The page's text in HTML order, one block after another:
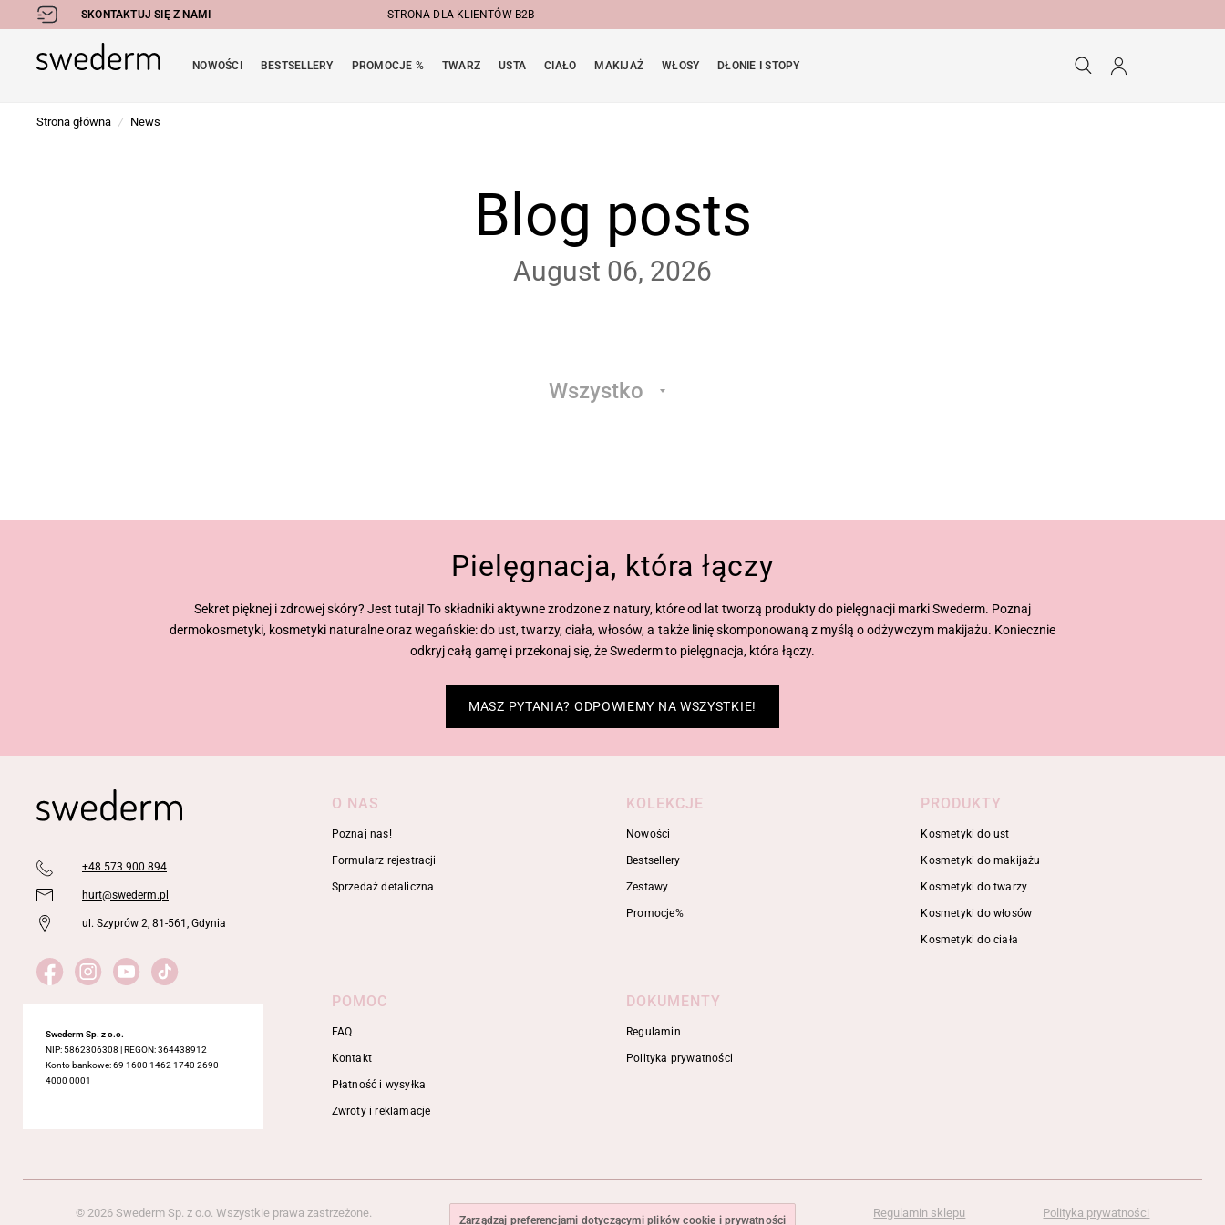
SKONTAKTUJ SIĘ Z NAMI STRONA DLA KLIENTÓW B2B
NOWOŚCI BESTSELLERY PROMOCJE % TWARZ USTA CIAŁO MAKIJAŻ WŁOSY DŁONIE I STOPY
Strona główna / News
Blog posts
August 06, 2026
Pielęgnacja, która łączy
Sekret pięknej i zdrowej skóry? Jest tutaj! To składniki aktywne zrodzone z natury, które od lat tworzą produkty do pielęgnacji marki Swederm. Poznaj
dermokosmetyki, kosmetyki naturalne oraz wegańskie: do ust, twarzy, ciała, włosów, a także linię skomponowaną z myślą o odżywczym makijażu. Koniecznie
odkryj całą gamę i przekonaj się, że Swederm to pielęgnacja, która łączy.
MASZ PYTANIA? ODPOWIEMY NA WSZYSTKIE!
+48 573 900 894
hurt@swederm.pl
ul. Szyprów 2, 81-561, Gdynia
Swederm Sp. z o.o.
NIP: 5862306308 | REGON: 364438912
Konto bankowe: 69 1600 1462 1740 2690
4000 0001
O NAS
Poznaj nas!
Formularz rejestracji
Sprzedaż detaliczna
KOLEKCJE
Nowości
Bestsellery
Zestawy
Promocje%
PRODUKTY
Kosmetyki do ust
Kosmetyki do makijażu
Kosmetyki do twarzy
Kosmetyki do włosów
Kosmetyki do ciała
POMOC
FAQ
Kontakt
Płatność i wysyłka
Zwroty i reklamacje
DOKUMENTY
Regulamin
Polityka prywatności
© 2026 Swederm Sp. z o.o. Wszystkie prawa zastrzeżone.
Zarządzaj preferencjami dotyczącymi plików cookie i prywatności
Regulamin sklepu Polityka prywatności